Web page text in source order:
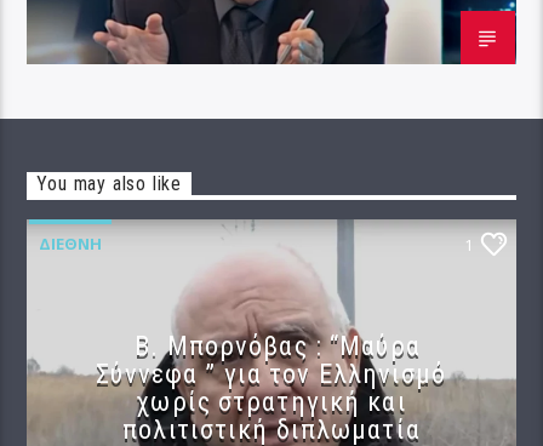
You may also like
ΔΙΕΘΝΉ 1
B. Μπορνόβας : “Μαύρα
Σύννεφα ” για τον Ελληνισμό
χωρίς στρατηγική και
πολιτιστική διπλωματία